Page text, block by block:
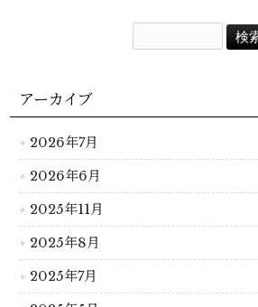
アーカイブ
2026年7月
2026年6月
2025年11月
2025年8月
2025年7月